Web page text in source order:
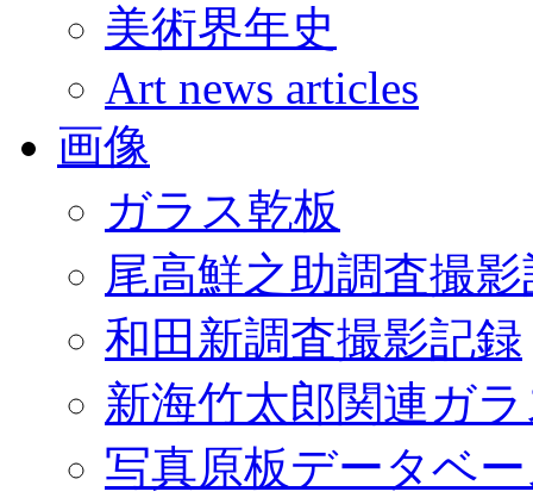
美術界年史
Art news articles
画像
ガラス乾板
尾高鮮之助調査撮
和田新調査撮影記録
新海竹太郎関連ガ
写真原板データベ